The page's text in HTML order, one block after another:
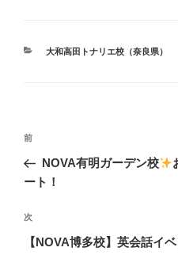
カ
大和高田トナリエ校（奈良県）
投
ナ
ゲ
ー
前
の
前
NOVA有明ガーデン校
ート！
次
の
次
【NOVA博多校】英会話イ